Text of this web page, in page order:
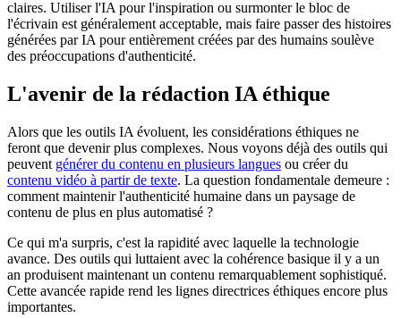
claires. Utiliser l'IA pour l'inspiration ou surmonter le bloc de
l'écrivain est généralement acceptable, mais faire passer des histoires
générées par IA pour entièrement créées par des humains soulève
des préoccupations d'authenticité.
L'avenir de la rédaction IA éthique
Alors que les outils IA évoluent, les considérations éthiques ne
feront que devenir plus complexes. Nous voyons déjà des outils qui
peuvent générer du contenu en plusieurs langues ou créer du
contenu vidéo à partir de texte. La question fondamentale demeure :
comment maintenir l'authenticité humaine dans un paysage de
contenu de plus en plus automatisé ?
Ce qui m'a surpris, c'est la rapidité avec laquelle la technologie
avance. Des outils qui luttaient avec la cohérence basique il y a un
an produisent maintenant un contenu remarquablement sophistiqué.
Cette avancée rapide rend les lignes directrices éthiques encore plus
importantes.